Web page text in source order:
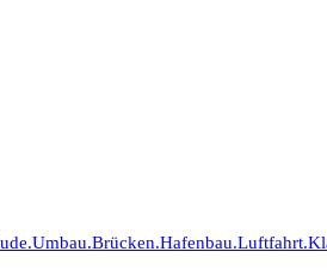
Umbau.Brücken.Hafenbau.Luftfahrt.